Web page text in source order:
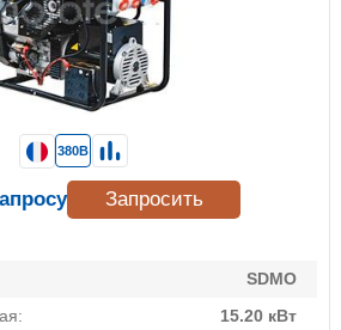
SDMO
15.20 кВт
380В
Запросить